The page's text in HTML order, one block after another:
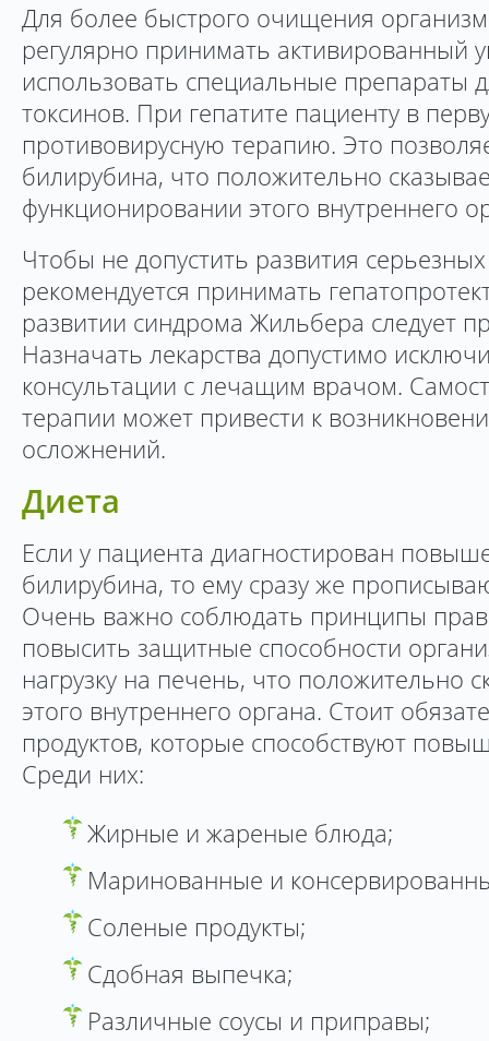
Для более быстрого очищения
регулярно принимать активированный
использовать специальные препараты
токсинов. При гепатите пациенту в
противовирусную терапию. Это
билирубина, что положительно
функционировании этого внутреннего
Чтобы не допустить развития
рекомендуется принимать
развитии синдрома Жильбера следует
Назначать лекарства допустимо
консультации с лечащим врачом.
терапии может привести к
осложнений.
Диета
Если у пациента диагностирован
билирубина, то ему сразу же
Очень важно соблюдать принципы
повысить защитные способности
нагрузку на печень, что положительно
этого внутреннего органа. Стоит
продуктов, которые способствуют
Среди них:
Жирные и жареные блюда;
Маринованные и
Соленые продукты;
Сдобная выпечка;
Различные соусы и приправы;